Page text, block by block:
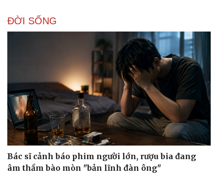
Vì cộng đồng
Công nghệ
Sành điệu
Tin Công nghệ
Trải nghiệm
Chuyển đổi số
ĐỜI SỐNG
Bác sĩ cảnh báo phim người lớn, rượu bia đang
âm thầm bào mòn "bản lĩnh đàn ông"